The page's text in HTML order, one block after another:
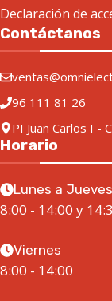
Declaración de
Contáctanos
96 111 81 26
PI Juan Carlos I -
Horario
Lunes a Jueves
8:00 - 14:00 y
Viernes
8:00 - 14:00